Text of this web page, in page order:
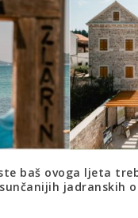
baš ovoga ljeta
jadranskih